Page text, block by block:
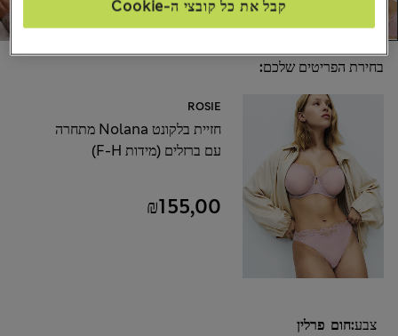
בחירת הפריטים שלכם:
ROSIE
חזיית בלקונט Nolana מתחרה
עם ברזלים (מידות F-H)
₪155,00
צבע:חום פרלין
קבל את כל קובצי ה-Cookie